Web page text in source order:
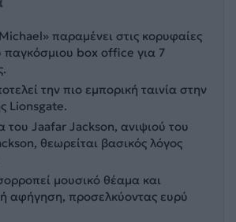
παραμένει στις κορυφαίες
παγκόσμιου box office για 7
την πιο εμπορική ταινία στην
Lionsgate.
του Jaafar Jackson, ανιψιού του
θεωρείται βασικός λόγος
μουσικό θέαμα και
αφήγηση, προσελκύοντας ευρύ